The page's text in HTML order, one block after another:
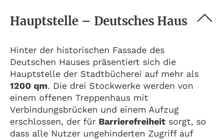
Hauptstelle – Deutsches Haus
Hinter der historischen Fassade des
Deutschen Hauses präsentiert sich die
Hauptstelle der Stadtbücherei auf mehr als
1200 qm. Die drei Stockwerke werden von
einem offenen Treppenhaus mit
Verbindungsbrücken und einem Aufzug
erschlossen, der für Barrierefreiheit sorgt, so
dass alle Nutzer ungehinderten Zugriff auf